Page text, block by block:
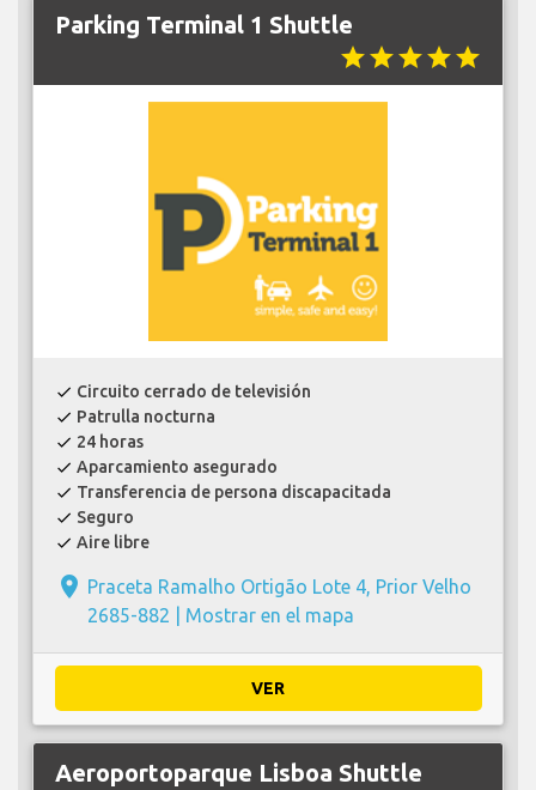
Parking Terminal 1 Shuttle
starstarstarstarstar
check Circuito cerrado de televisión
check Patrulla nocturna
check 24 horas
check Aparcamiento asegurado
check Transferencia de persona discapacitada
check Seguro
check Aire libre
place Praceta Ramalho Ortigão Lote 4, Prior Velho
2685-882 | Mostrar en el mapa
VER
Aeroportoparque Lisboa Shuttle